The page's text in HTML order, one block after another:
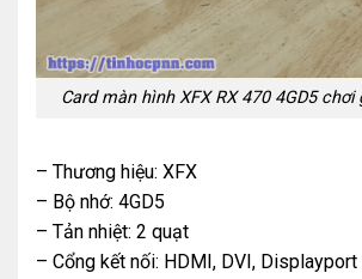
Card màn hình XFX RX 470 4GD5
– Thương hiệu: XFX
– Bộ nhớ: 4GD5
– Tản nhiệt: 2 quạt
– Cổng kết nối: HDMI, DVI, Displayport